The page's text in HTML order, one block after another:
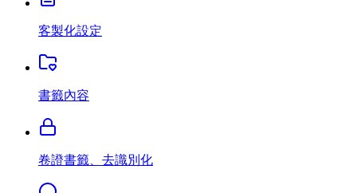
客製化設定
書籤內容
卷證書籤、去識別化